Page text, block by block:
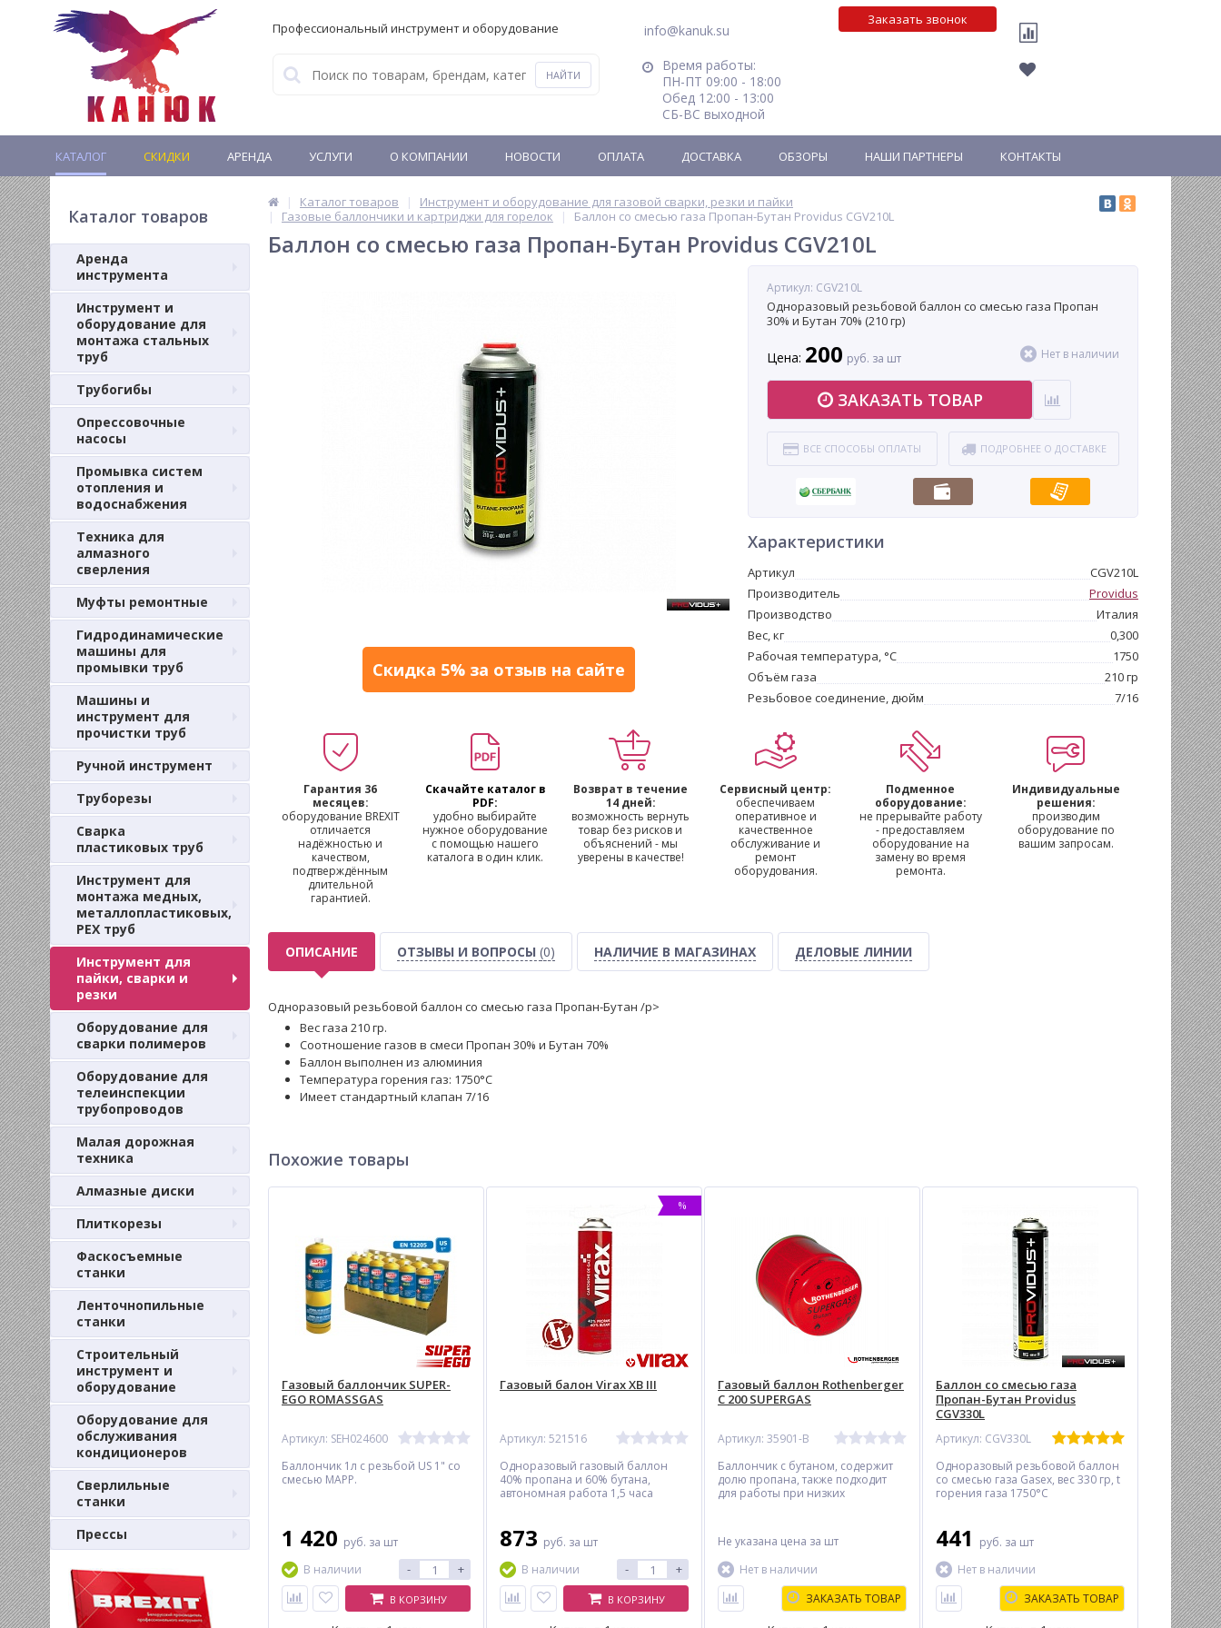
Профессиональный инструмент и оборудование
info@kanuk.su
Время работы:
ПН-ПТ 09:00 - 18:00
Обед 12:00 - 13:00
СБ-ВС выходной
Заказать звонок
КАТАЛОГ СКИДКИ АРЕНДА УСЛУГИ О КОМПАНИИ НОВОСТИ ОПЛАТА ДОСТАВКА ОБЗОРЫ НАШИ ПАРТНЕРЫ КОНТАКТЫ
Каталог товаров
Аренда
инструмента
Инструмент и
оборудование для
монтажа стальных
труб
Трубогибы
Опрессовочные
насосы
Промывка систем
отопления и
водоснабжения
Техника для
алмазного
сверления
Муфты ремонтные
Гидродинамические
машины для
промывки труб
Машины и
инструмент для
прочистки труб
Ручной инструмент
Труборезы
Сварка
пластиковых труб
Инструмент для
монтажа медных,
металлопластиковых,
PEX труб
Инструмент для
пайки, сварки и
резки
Оборудование для
сварки полимеров
Оборудование для
телеинспекции
трубопроводов
Малая дорожная
техника
Алмазные диски
Плиткорезы
Фаскосъемные
станки
Ленточнопильные
станки
Строительный
инструмент и
оборудование
Оборудование для
обслуживания
кондиционеров
Сверлильные
станки
Прессы
Каталог товаров
Инструмент и оборудование для газовой сварки, резки и пайки
Газовые баллончики и картриджи для горелок
Баллон со смесью газа Пропан-Бутан Providus CGV210L
Баллон со смесью газа Пропан-Бутан Providus CGV210L
Скидка 5% за отзыв на сайте
Артикул: CGV210L
Одноразовый резьбовой баллон со смесью газа Пропан
30% и Бутан 70% (210 гр)
Цена: 200 руб. за шт Нет в наличии
ЗАКАЗАТЬ ТОВАР
ВСЕ СПОСОБЫ ОПЛАТЫ ПОДРОБНЕЕ О ДОСТАВКЕ
Характеристики
Артикул
CGV210L
Производитель
Providus
Производство
Италия
Вес, кг
0,300
Рабочая температура, °С
1750
Объём газа
210 гр
Резьбовое соединение, дюйм
7/16
Гарантия 36
месяцев:
оборудование BREXIT
отличается
надёжностью и
качеством,
подтверждённым
длительной
гарантией.
Скачайте каталог в
PDF:
удобно выбирайте
нужное оборудование
с помощью нашего
каталога в один клик.
Возврат в течение
14 дней:
возможность вернуть
товар без рисков и
объяснений - мы
уверены в качестве!
Сервисный центр:
обеспечиваем
оперативное и
качественное
обслуживание и
ремонт
оборудования.
Подменное
оборудование:
не прерывайте работу
- предоставляем
оборудование на
замену во время
ремонта.
Индивидуальные
решения:
производим
оборудование по
вашим запросам.
ОПИСАНИЕ ОТЗЫВЫ И ВОПРОСЫ (0) НАЛИЧИЕ В МАГАЗИНАХ ДЕЛОВЫЕ ЛИНИИ
Одноразовый резьбовой баллон со смесью газа Пропан-Бутан /p>
Вес газа 210 гр.
Соотношение газов в смеси Пропан 30% и Бутан 70%
Баллон выполнен из алюминия
Температура горения газ: 1750°С
Имеет стандартный клапан 7/16
Похожие товары
Газовый баллончик SUPER-
EGO ROMASSGAS
Артикул: SEH024600
Баллончик 1л с резьбой US 1" со
смесью MAPP.
1 420 руб. за шт
В наличии
- +
В КОРЗИНУ
%
Газовый балон Virax XB III
Артикул: 521516
Одноразовый газовый баллон
40% пропана и 60% бутана,
автономная работа 1,5 часа
873 руб. за шт
В наличии
- +
В КОРЗИНУ
Газовый баллон Rothenberger
С 200 SUPERGAS
Артикул: 35901-В
Баллончик с бутаном, содержит
долю пропана, также подходит
для работы при низких
Не указана цена за шт
Нет в наличии
ЗАКАЗАТЬ ТОВАР
Баллон со смесью газа
Пропан-Бутан Providus
CGV330L
Артикул: CGV330L
Одноразовый резьбовой баллон
со смесью газа Gasex, вес 330 гр, t
горения газа 1750°С
441 руб. за шт
Нет в наличии
ЗАКАЗАТЬ ТОВАР